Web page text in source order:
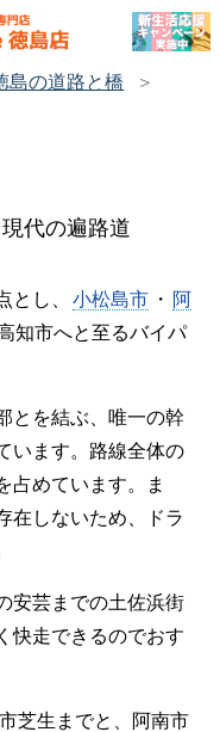
島の道路と橋
代の遍路道
とし、 小松島市 ・ 阿
知市へと至るバイパ
とを結ぶ、唯一の幹
います。路線全体の
占めています。ま
在しないため、ドラ
安芸までの土佐浜街
快走できるのでおす
芝生までと、阿南市